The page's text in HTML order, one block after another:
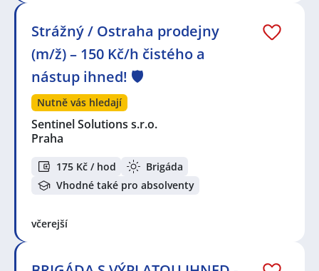
Strážný / Ostraha prodejny
(m/ž) – 150 Kč/h čistého a
nástup ihned! 🛡️
Nutně vás hledají
Sentinel Solutions s.r.o.
Praha
175 Kč / hod
Brigáda
Vhodné také pro absolventy
včerejší